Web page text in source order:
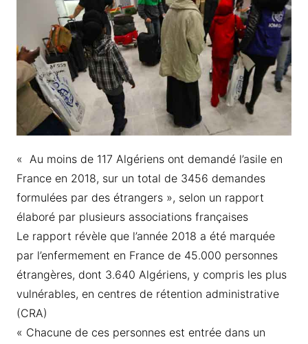
« Au moins de 117 Algériens ont demandé l’asile en
France en 2018, sur un total de 3456 demandes
formulées par des étrangers », selon un rapport
élaboré par plusieurs associations françaises
Le rapport révèle que l’année 2018 a été marquée
par l’enfermement en France de 45.000 personnes
étrangères, dont 3.640 Algériens, y compris les plus
vulnérables, en centres de rétention administrative
(CRA)
« Chacune de ces personnes est entrée dans un